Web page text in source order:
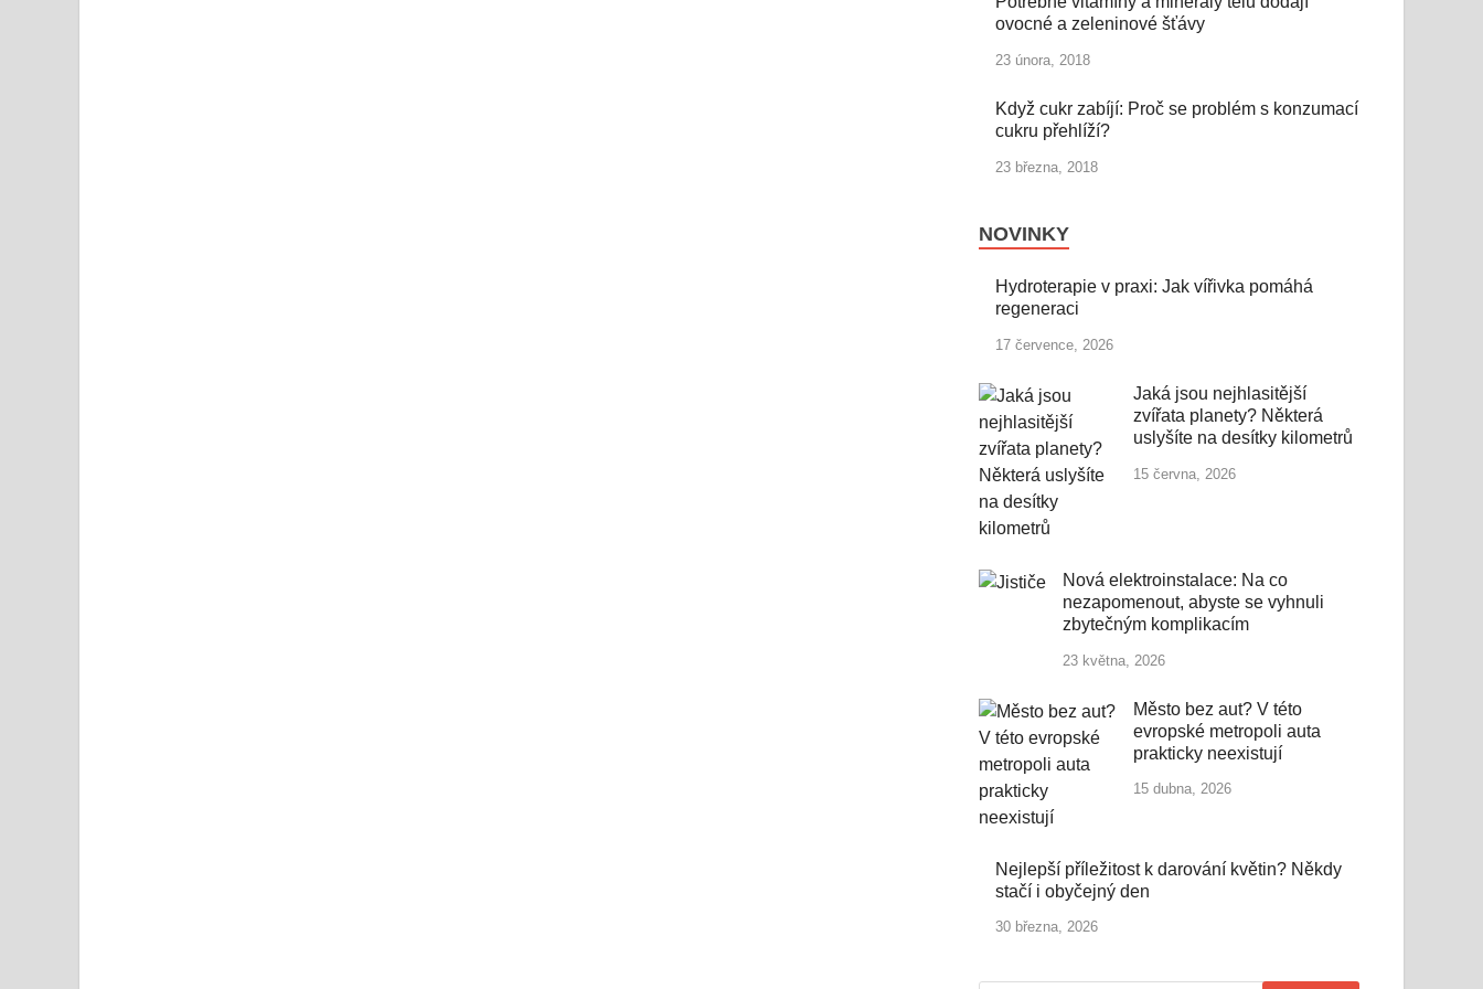
ovocné a zeleninové šťávy
23 února, 2018
Když cukr zabíjí: Proč se problém s konzumací
cukru přehlíží?
23 března, 2018
NOVINKY
Hydroterapie v praxi: Jak vířivka pomáhá
regeneraci
17 července, 2026
Jaká jsou nejhlasitější
zvířata planety? Některá
uslyšíte na desítky kilometrů
15 června, 2026
Nová elektroinstalace: Na co
nezapomenout, abyste se vyhnuli
zbytečným komplikacím
23 května, 2026
Město bez aut? V této
evropské metropoli auta
prakticky neexistují
15 dubna, 2026
Nejlepší příležitost k darování květin? Někdy
stačí i obyčejný den
30 března, 2026